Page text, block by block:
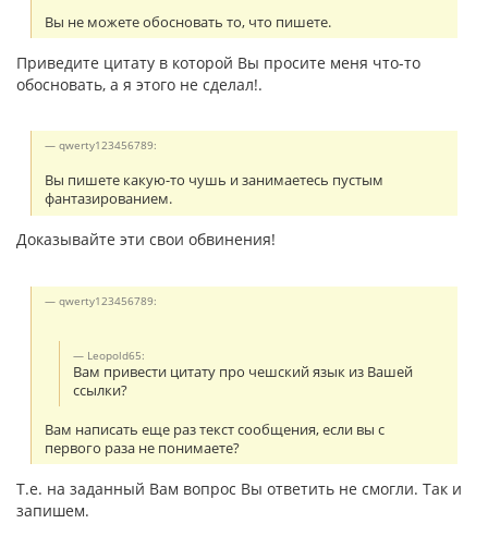
Вы не можете обосновать то, что пишете.
Приведите цитату в которой Вы просите меня что-то
обосновать, а я этого не сделал!.
qwerty123456789:
Вы пишете какую-то чушь и занимаетесь пустым
фантазированием.
Доказывайте эти свои обвинения!
qwerty123456789:
Leopold65:
Вам привести цитату про чешский язык из Вашей
ссылки?
Вам написать еще раз текст сообщения, если вы с
первого раза не понимаете?
Т.е. на заданный Вам вопрос Вы ответить не смогли. Так и
запишем.